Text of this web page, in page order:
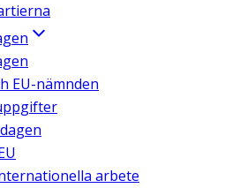
EU-nämnden
arbete